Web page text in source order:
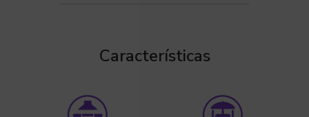
Características